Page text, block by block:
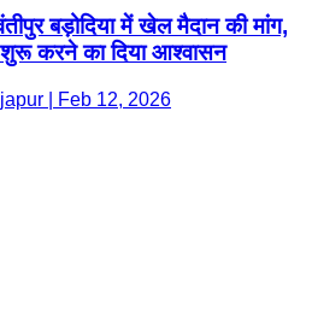
बड़ोदिया में खेल मैदान की मांग,
शुरू करने का दिया आश्वासन
| Feb 12, 2026